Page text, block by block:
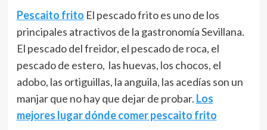
Pescaito frito El pescado frito es uno de los
principales atractivos de la gastronomía Sevillana.
El pescado del freidor, el pescado de roca, el
pescado de estero, las huevas, los chocos, el
adobo, las ortiguillas, la anguila, las acedías son un
manjar que no hay que dejar de probar. Los
mejores lugar dónde comer pescaito frito